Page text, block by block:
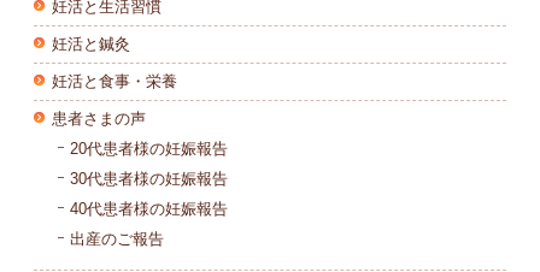
妊活と生活習慣
妊活と鍼灸
妊活と食事・栄養
患者さまの声
20代患者様の妊娠報告
30代患者様の妊娠報告
40代患者様の妊娠報告
出産のご報告